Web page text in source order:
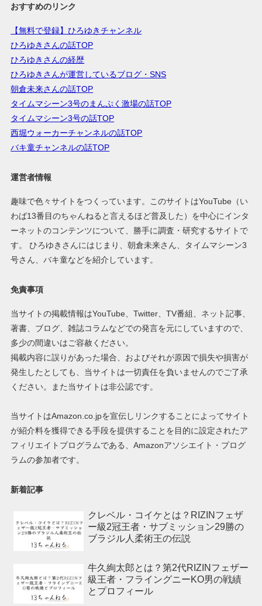
おすすめのリンク
【無料で登録】ひろゆきチャンネル
ひろゆきさんの話TOP
ひろゆきさんの経歴
ひろゆきさんが運営しているブログ・SNS
朝倉未来さんの話TOP
タイムマシーン3号のまんぷく激場の話TOP
タイムマシーン3号の話TOP
西堀ウォーカーチャンネルの話TOP
バキ童チャンネルの話TOP
運営者情報
趣味で色々サイトをつくっています。このサイトはYouTube（い
わば13番目のちゃんねると言えるほど普及した）を中心にインタ
ーネットのコンテンツについて、勝手に調査・研究するサイトで
す。 ひろゆきさんにはじまり、朝倉未来さん、タイムマシーン3
号さん、バキ童などを紹介しています。
免責事項
当サイトの掲載情報はYouTube、Twitter、TV番組、ネット記事、
著書、ブログ、雑誌コラムなどでの発言を元にしていますので、
多少の間違いはご容赦ください。
掲載内容に誤りがあった場合、およびそれが原因で損失や損害が
発生したとしても、当サイトは一切責任を負いませんのでご了承
ください。また当サイトは非公認です。
当サイトはAmazon.co.jpを宣伝しリンクすることによってサイト
が紹介料を獲得できる手段を提供することを目的に設定されたア
フィリエイトプログラムである、Amazonアソシエイト・プログ
ラムの参加者です。
新着記事
クレベル・コイケとは？RIZINフェザ
ー級2冠王者・サブミッション29勝の
ブラジル人柔術王の伝説
牛久絢太郎とは？第2代RIZINフェザー
級王者・フライングニーKO男の戦績
とプロフィール